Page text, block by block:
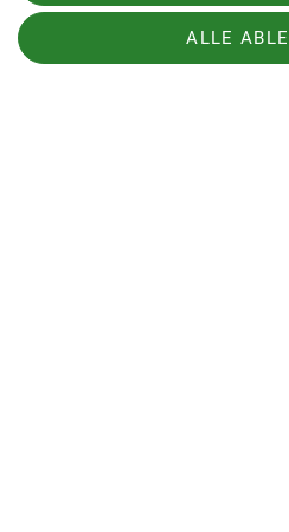
leicht schmerzenden
ALLE